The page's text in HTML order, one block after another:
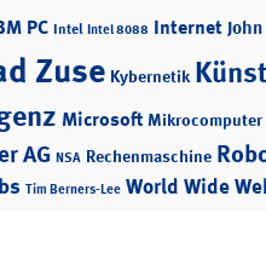
PC Intel Intel 8088 Internet
Zuse Kybernetik
Microsoft Mikrocomputer
AG NSA Rechenmaschine
Tim Berners-Lee World Wide